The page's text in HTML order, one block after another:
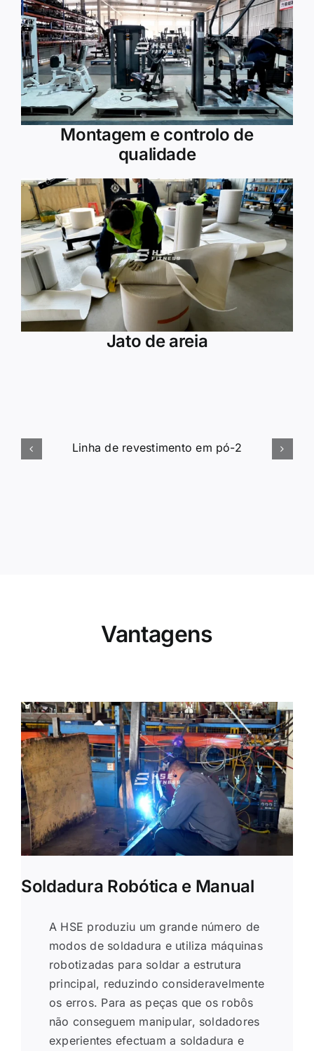
Montagem e controlo de
qualidade
Jato de areia
Vantagens
Soldadura Robótica e Manual
A HSE produziu um grande número de
modos de soldadura e utiliza máquinas
robotizadas para soldar a estrutura
principal, reduzindo consideravelmente
os erros. Para as peças que os robôs
não conseguem manipular, soldadores
experientes efectuam a soldadura e